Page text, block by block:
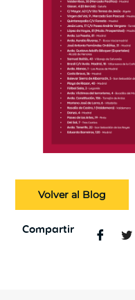
Volver al Blog
Compartir